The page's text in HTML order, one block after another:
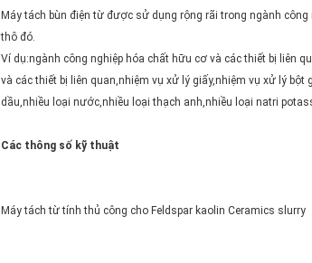
Máy tách bùn điện từ được sử dụng rộng rãi trong ngành
thô đó.
Ví dụ:ngành công nghiệp hóa chất hữu cơ và các thiết bị liên
và các thiết bị liên quan,nhiệm vụ xử lý giấy,nhiệm vụ xử lý
dầu,nhiều loại nước,nhiều loại thạch anh,nhiều loại natri
Các thông số kỹ thuật
Máy tách từ tính thủ công cho Feldspar kaolin Ceramics slurry